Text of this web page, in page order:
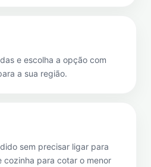
e escolha a opção com
a sua região.
sem precisar ligar para
para cotar o menor